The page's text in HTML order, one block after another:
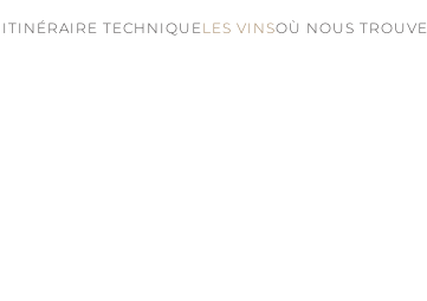
ITINÉRAIRE TECHNIQUE LES VINSOÙ NOUS